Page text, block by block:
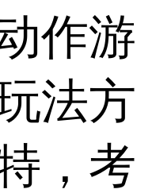
作游
法方
，考